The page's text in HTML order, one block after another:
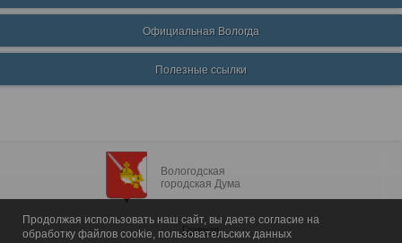
Официальная Вологда
Полезные ссылки
Вологодская
городская Дума
Главная
Продолжая использовать наш сайт, вы даете согласие на
обработку файлов cookie, пользовательских данных